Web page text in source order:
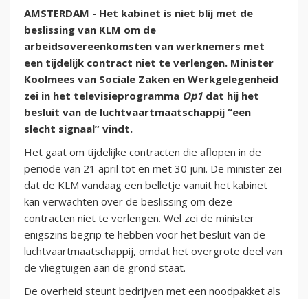
AMSTERDAM - Het kabinet is niet blij met de
beslissing van KLM om de
arbeidsovereenkomsten van werknemers met
een tijdelijk contract niet te verlengen. Minister
Koolmees van Sociale Zaken en Werkgelegenheid
zei in het televisieprogramma Op1 dat hij het
besluit van de luchtvaartmaatschappij “een
slecht signaal” vindt.
Het gaat om tijdelijke contracten die aflopen in de
periode van 21 april tot en met 30 juni. De minister zei
dat de KLM vandaag een belletje vanuit het kabinet
kan verwachten over de beslissing om deze
contracten niet te verlengen. Wel zei de minister
enigszins begrip te hebben voor het besluit van de
luchtvaartmaatschappij, omdat het overgrote deel van
de vliegtuigen aan de grond staat.
De overheid steunt bedrijven met een noodpakket als